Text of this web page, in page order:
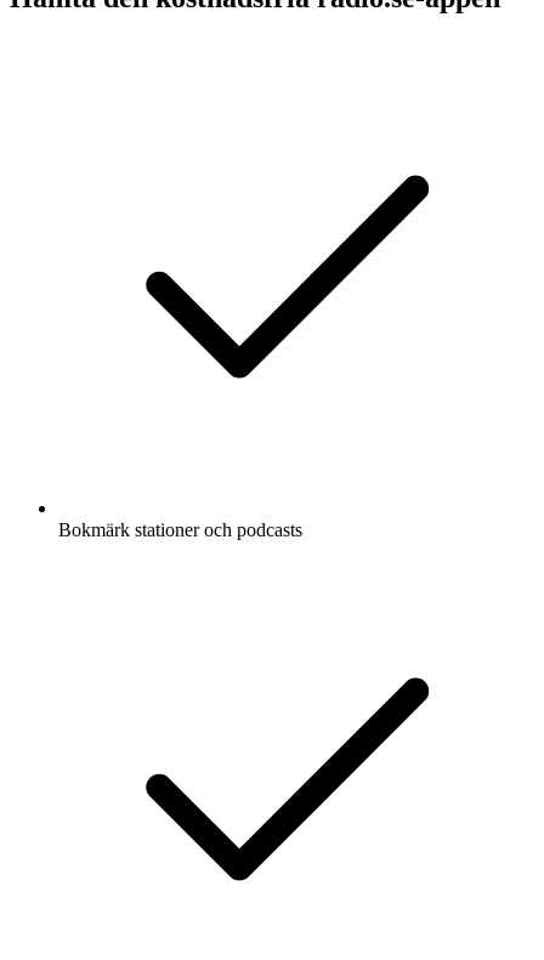
Bokmärk stationer och podcasts